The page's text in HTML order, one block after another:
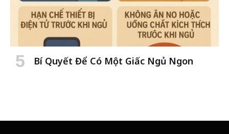
Bí Quyết Để Có Một Giấc Ngủ Ngon